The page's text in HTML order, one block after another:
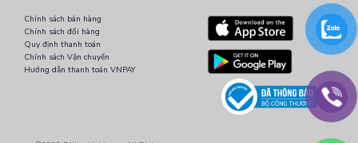
Chính sách bán hàng
Chính sách đổi hàng
Quy định thanh toán
Chính sách Vận chuyển
Hướng dẫn thanh toán VNPAY